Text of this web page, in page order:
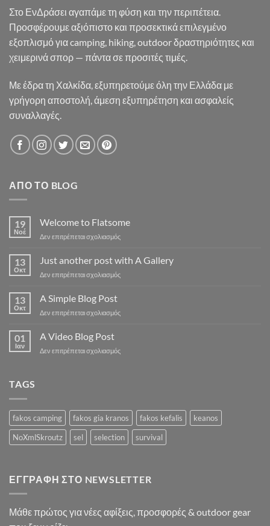
Στο ΕνΔράσει αγαπάμε τη φύση και την περιπέτεια.
Προσφέρουμε αξιόπιστο και προσεκτικά επιλεγμένο
εξοπλισμό για camping, hiking, outdoor δραστηριότητες και
χειμερινά σπορ — πάντα σε προσιτές τιμές.
Με έδρα τη Χαλκίδα, εξυπηρετούμε όλη την Ελλάδα με
γρήγορη αποστολή, άμεση εξυπηρέτηση και ασφαλείς
συναλλαγές.
ΑΠΌ ΤΟ BLOG
19
Νοέ
Welcome to Flatsome
Δεν επιτρέπεται σχολιασμόςστο
to
13
Οκτ
Just another post with A Gallery
Δεν επιτρέπεται σχολιασμόςστο
with
13
Οκτ
A Simple Blog Post
Δεν επιτρέπεται σχολιασμόςστο
Post
01
Ιαν
A Video Blog Post
Δεν επιτρέπεται σχολιασμόςστο
TAGS
fakos camping fakos gia kranos fakos kefalis
keanos
NoXmlSkroutz
sel selection survival
ΕΓΓΡΑΦΉ ΣΤΟ NEWSLETTER
Μάθε πρώτος για νέες αφίξεις, προσφορές & outdoor gear